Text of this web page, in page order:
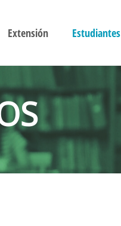
Extensión Estudiantes